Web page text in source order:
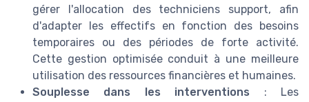
gérer l'allocation des techniciens support, afin
d'adapter les effectifs en fonction des besoins
temporaires ou des périodes de forte activité.
Cette gestion optimisée conduit à une meilleure
utilisation des ressources financières et humaines.
Souplesse dans les interventions : Les